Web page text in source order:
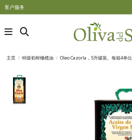
客户服务
主页 特级初榨橄榄油 Oleo Cazorla，5升罐装。每箱4单位